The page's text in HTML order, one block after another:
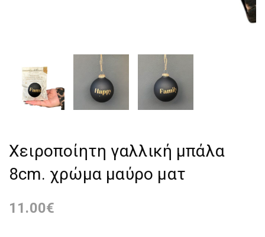
Xειροποίητη γαλλική μπάλα
8cm. χρώμα μαύρο ματ
11.00€